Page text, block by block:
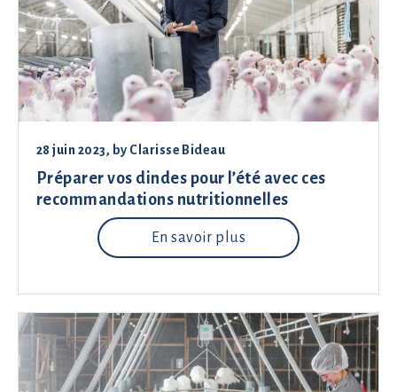
28 juin 2023, by Clarisse Bideau
Préparer vos dindes pour l’été avec ces
recommandations nutritionnelles
En savoir plus